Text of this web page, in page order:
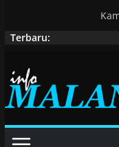
Terbaru: